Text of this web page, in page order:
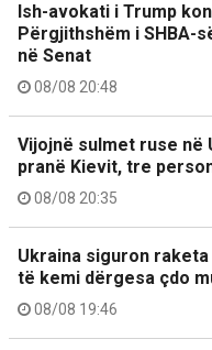
Ish-avokati i Trump
Përgjithshëm i SHBA-
në Senat
08/08 20:48
Vijojnë sulmet ruse në
pranë Kievit, tre
08/08 20:35
Ukraina siguron
të kemi dërgesa çdo
08/08 19:46